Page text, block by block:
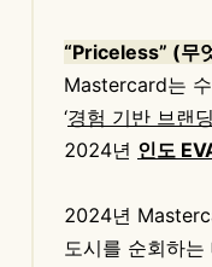
“Priceless” (무
Mastercard는
‘경험 기반 브랜딩
2024년 인도
2024년
도시를 순회하